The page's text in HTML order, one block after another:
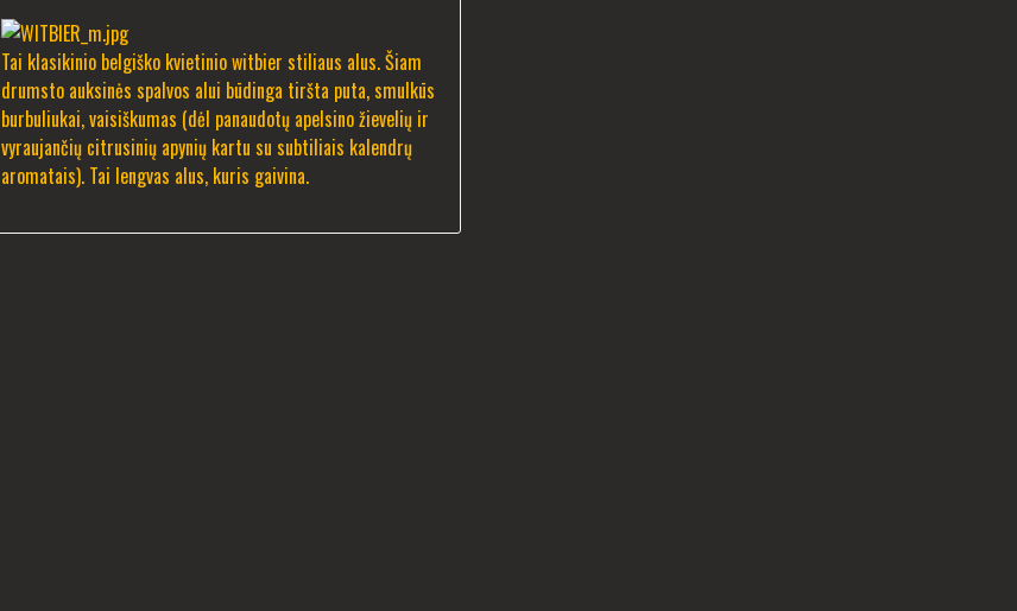
Tai klasikinio belgiško kvietinio witbier stiliaus alus. Šiam
drumsto auksinės spalvos alui būdinga tiršta puta, smulkūs
burbuliukai, vaisiškumas (dėl panaudotų apelsino žievelių ir
vyraujančių citrusinių apynių kartu su subtiliais kalendrų
aromatais). Tai lengvas alus, kuris gaivina.